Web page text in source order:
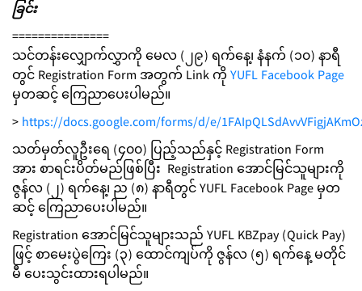
ခြင်း
===============
သင်တန်းလျှောက်လွှာကို မေလ (၂၉) ရက်နေ့၊ နံနက် (၁၀) နာရီ
တွင် Registration Form အတွက် Link ကိုYUFL Facebook Page
မှတဆင့် ကြေညာပေးပါမည်။
>https://docs.google.com/forms/d/e/
သတ်မှတ်လူဦးရေ (၄၀၀) ပြည့်သည်နှင့် Registration Form
အား စာရင်းပိတ်မည်ဖြစ်ပြီး Registration အောင်မြင်သူများကို
ဇွန်လ (၂) ရက်နေ့၊ ‌ည (၈) နာရီတွင် YUFL Facebook Page မှတ
ဆင့် ကြေညာပေးပါမည်။
Registration အောင်မြင်သူများသည် YUFL KBZpay (Quick Pay)
ဖြင့် စာမေးပွဲကြေး (၃) ထောင်ကျပ်ကို ဇွန်လ (၅) ရက်နေ့ မတိုင်
မီ ပေးသွင်းထားရပါမည်။